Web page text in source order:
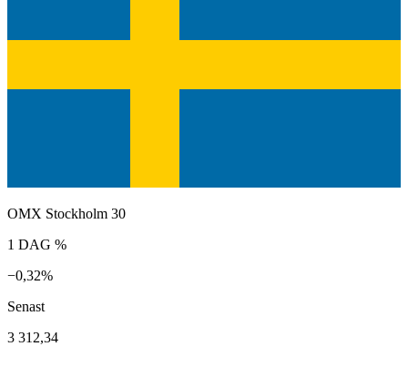
OMX Stockholm 30
1 DAG %
−0,32%
Senast
3 312,34